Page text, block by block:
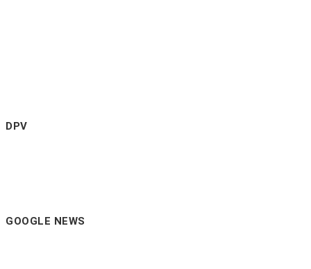
DPV
GOOGLE NEWS